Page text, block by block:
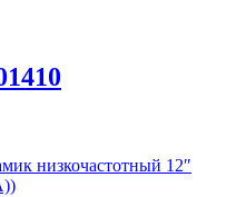
низкочастотный 12″